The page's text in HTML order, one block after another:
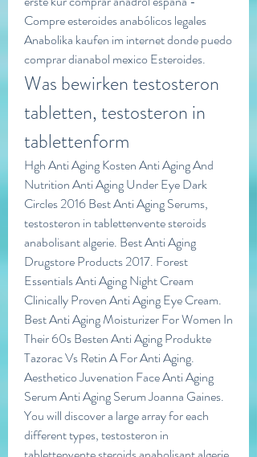
Compre esteroides anabólicos legales
Anabolika kaufen im internet donde puedo
comprar dianabol mexico Esteroides.
Was bewirken testosteron
tabletten, testosteron in
tablettenform
Hgh Anti Aging Kosten Anti Aging And
Nutrition Anti Aging Under Eye Dark
Circles 2016 Best Anti Aging Serums,
testosteron in tablettenvente steroids
anabolisant algerie. Best Anti Aging
Drugstore Products 2017. Forest
Essentials Anti Aging Night Cream
Clinically Proven Anti Aging Eye Cream.
Best Anti Aging Moisturizer For Women In
Their 60s Besten Anti Aging Produkte
Tazorac Vs Retin A For Anti Aging.
Aesthetico Juvenation Face Anti Aging
Serum Anti Aging Serum Joanna Gaines.
You will discover a large array for each
different types, testosteron in